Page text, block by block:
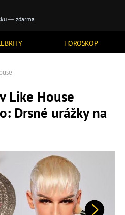
HOROSKOP
Like House
Drsné urážky na
— zdarma